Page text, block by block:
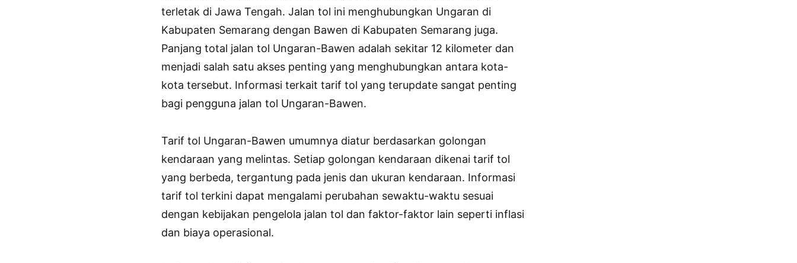
terletak di Jawa Tengah. Jalan tol ini menghubungkan Ungaran di
Kabupaten Semarang dengan Bawen di Kabupaten Semarang juga.
Panjang total jalan tol Ungaran-Bawen adalah sekitar 12 kilometer dan
menjadi salah satu akses penting yang menghubungkan antara kota-
kota tersebut. Informasi terkait tarif tol yang terupdate sangat penting
bagi pengguna jalan tol Ungaran-Bawen.
Tarif tol Ungaran-Bawen umumnya diatur berdasarkan golongan
kendaraan yang melintas. Setiap golongan kendaraan dikenai tarif tol
yang berbeda, tergantung pada jenis dan ukuran kendaraan. Informasi
tarif tol terkini dapat mengalami perubahan sewaktu-waktu sesuai
dengan kebijakan pengelola jalan tol dan faktor-faktor lain seperti inflasi
dan biaya operasional.